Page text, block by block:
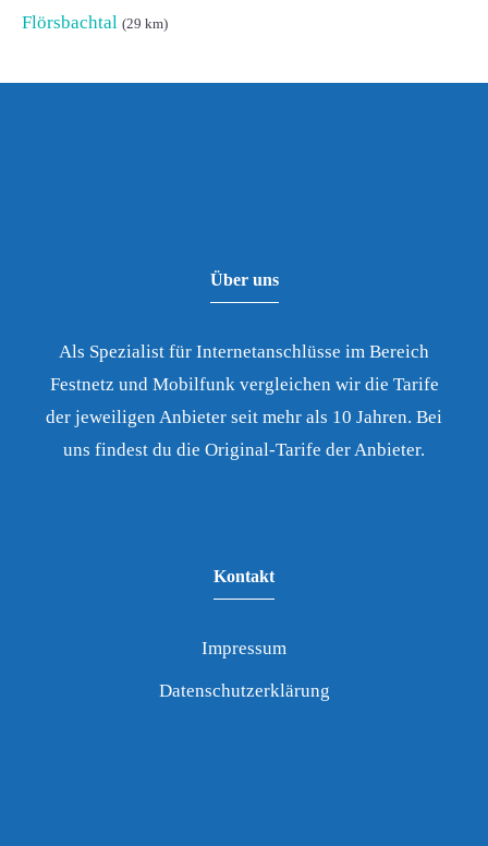
Flörsbachtal (29 km)
Über uns
Als Spezialist für Internetanschlüsse im Bereich
Festnetz und Mobilfunk vergleichen wir die Tarife
der jeweiligen Anbieter seit mehr als 10 Jahren. Bei
uns findest du die Original-Tarife der Anbieter.
Kontakt
Impressum
Datenschutzerklärung